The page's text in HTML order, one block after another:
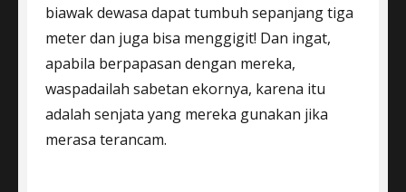
biawak dewasa dapat tumbuh sepanjang tiga
meter dan juga bisa menggigit! Dan ingat,
apabila berpapasan dengan mereka,
waspadailah sabetan ekornya, karena itu
adalah senjata yang mereka gunakan jika
merasa terancam.